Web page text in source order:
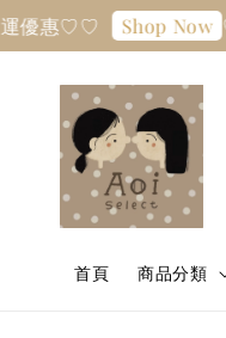
♡♡ Shop Now ♡♡賣
首頁 商品分類